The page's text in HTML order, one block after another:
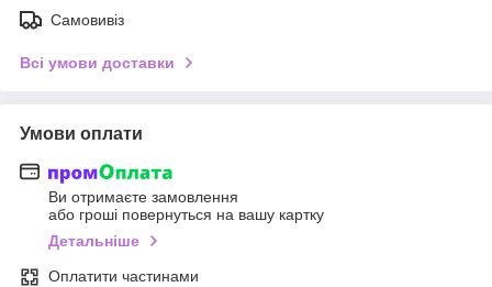
Самовивіз
Всі умови доставки
Умови оплати
Ви отримаєте замовлення
або гроші повернуться на вашу картку
Детальніше
Оплатити частинами